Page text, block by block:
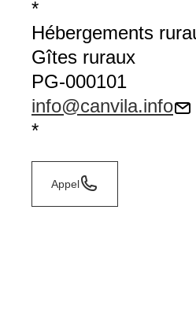
*
Hébergements
Gîtes ruraux
PG-000101
info@canvila.info
*
Appel